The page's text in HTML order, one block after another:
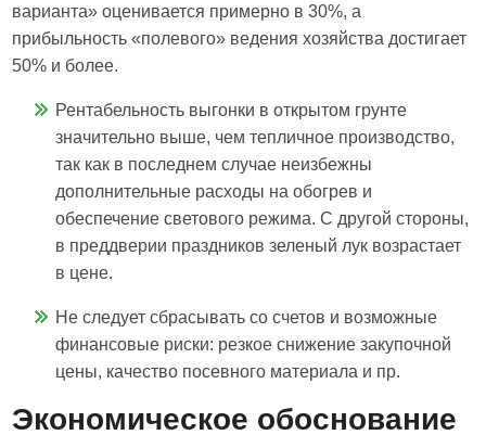
варианта» оценивается примерно в 30%, а
прибыльность «полевого» ведения хозяйства достигает
50% и более.
Рентабельность выгонки в открытом грунте
значительно выше, чем тепличное производство,
так как в последнем случае неизбежны
дополнительные расходы на обогрев и
обеспечение светового режима. С другой стороны,
в преддверии праздников зеленый лук возрастает
в цене.
Не следует сбрасывать со счетов и возможные
финансовые риски: резкое снижение закупочной
цены, качество посевного материала и пр.
Экономическое обоснование